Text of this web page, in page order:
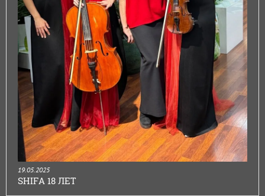
19.05.2025
SHIFA 18 ЛЕТ